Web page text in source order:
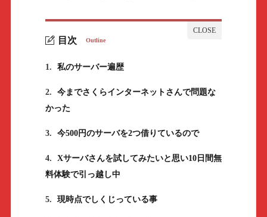
目次 Outline
1. 私のサーバー遍歴
2.
今までさくらインターネットさんで問題な
かった
3. 今500円のサーバを2つ借りているので
4.
Xサーバさんを試してみたいと思い10日間無
料体験で引っ越し中
5. 現時点でしくじっている事